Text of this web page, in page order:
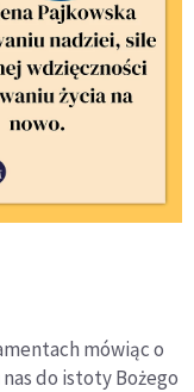
mówiąc o
do istoty Bożego